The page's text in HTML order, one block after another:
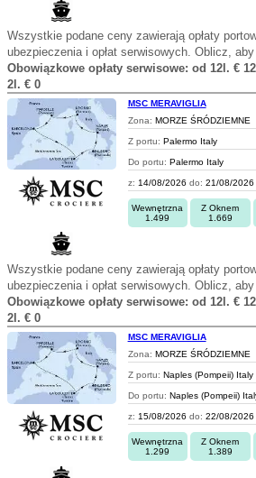
Wszystkie podane ceny zawierają opłaty
ubezpieczenia i opłat serwisowych. Oblicz,
Obowiązkowe opłaty serwisowe: od 12l. €
2l. € 0
MSC MERAVIGLIA
Zona: MORZE ŚRÓDZIEMNE
Z portu: Palermo Italy
Do portu: Palermo Italy
z: 14/08/2026 do: 21/08/2026
Wewnętrzna
1.499
Z Oknem
1.669
Wszystkie podane ceny zawierają opłaty
ubezpieczenia i opłat serwisowych. Oblicz,
Obowiązkowe opłaty serwisowe: od 12l. €
2l. € 0
MSC MERAVIGLIA
Zona: MORZE ŚRÓDZIEMNE
Z portu: Naples (Pompeii) Italy
Do portu: Naples (Pompeii)
z: 15/08/2026 do: 22/08/2026
Wewnętrzna
1.299
Z Oknem
1.389